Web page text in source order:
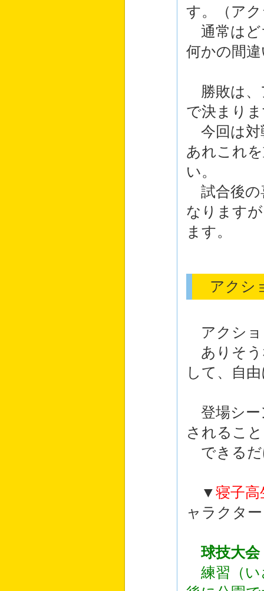
す。（ア
通常はど
何かの間
勝敗は、
で決まり
今回は対
あれこれ
い。
試合後の
なります
ます。
アクシ
アクショ
ありそう
して、自
登場シー
されるこ
できるだ
▼寝子高
ャラクタ
球技大
練習（い